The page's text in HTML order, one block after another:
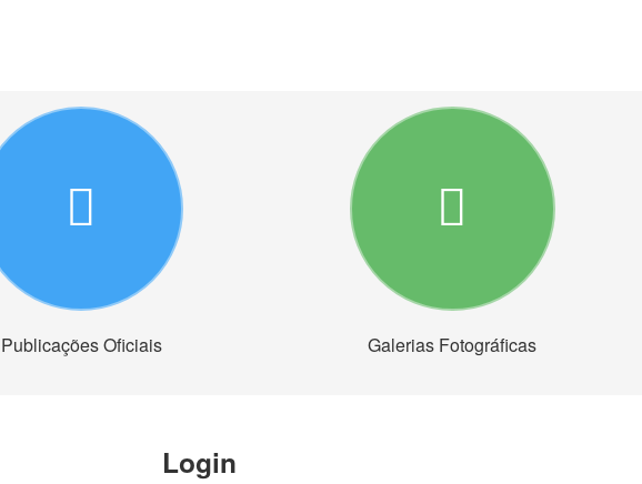
Publicações Oficiais Galerias Fotográficas
Login